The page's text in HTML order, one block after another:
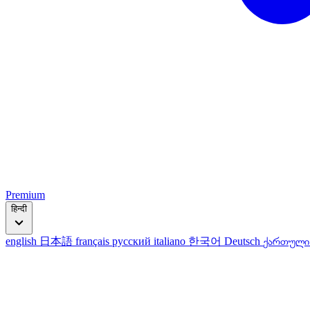
Premium
हिन्दी
english 日本語 français русский italiano 한국어 Deutsch ქართული